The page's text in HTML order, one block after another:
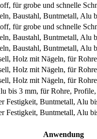
für grobe und schnelle
Baustahl, Buntmetall, Alu
für grobe und schnelle
Baustahl, Buntmetall, Alu
Baustahl, Buntmetall, Alu
Holz mit Nägeln, für
Holz mit Nägeln, für
Holz mit Nägeln, für
bis 3 mm, für Rohre,
Festigkeit, Buntmetall, Alu
Festigkeit, Buntmetall, Alu
Anwendung